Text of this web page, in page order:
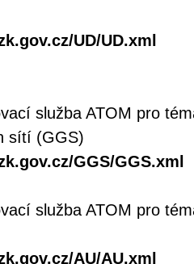
UD/UD.xml
služba ATOM pro
sítí (GGS)
GGS/GGS.xml
služba ATOM pro
AU/AU.xml